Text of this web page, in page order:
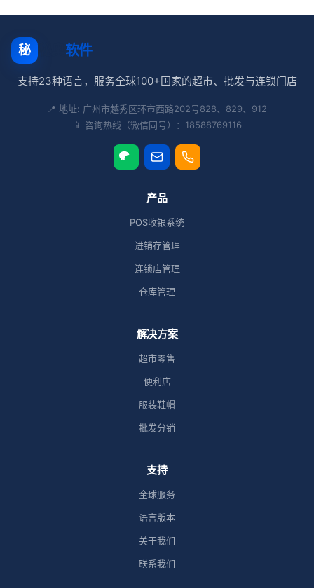
秘 软件
支持23种语言，服务全球100+国家的超市、批发与连锁门店
📍 地址: 广州市越秀区环市西路202号828、829、912
📱 咨询热线（微信同号）：18588769116
产品
POS收银系统
进销存管理
连锁店管理
仓库管理
解决方案
超市零售
便利店
服装鞋帽
批发分销
支持
全球服务
语言版本
关于我们
联系我们